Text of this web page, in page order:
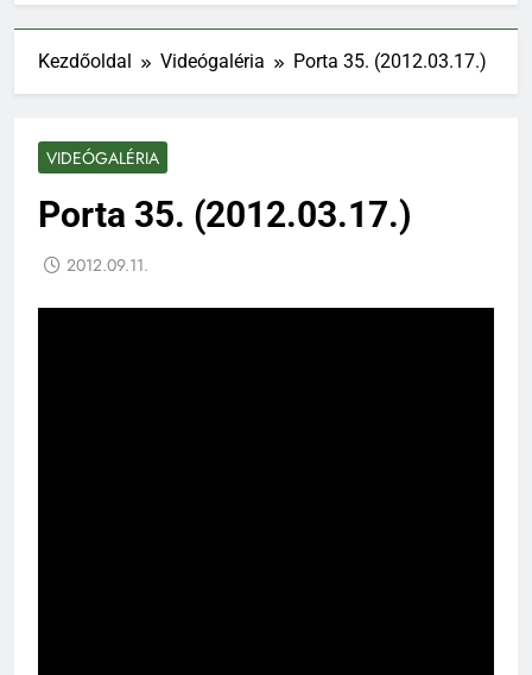
Kezdőoldal Videógaléria Porta 35. (2012.03.17.)
VIDEÓGALÉRIA
Porta 35. (2012.03.17.)
2012.09.11.